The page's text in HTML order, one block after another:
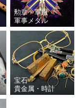
勲章・軍服
軍事メダル
宝石
貴金属・時計